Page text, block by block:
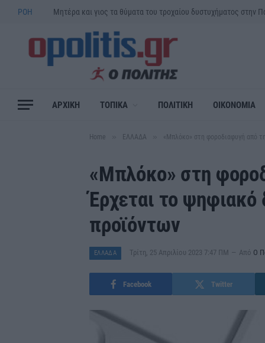
ΡΟΗ
ΑΡΧΙΚΗ ΤΟΠΙΚΑ ΠΟΛΙΤΙΚΗ ΟΙΚΟΝΟΜΙΑ
Home ΕΛΛΑΔΑ «Μπλόκο» στη φοροδιαφυγή από
«Μπλόκο» στη
Έρχεται το ψηφιακό
προϊόντων
ΕΛΛΑΔΑ Τρίτη, 25 Απριλίου 2023 7:47 ΠΜ Από Ο
Facebook Twitter